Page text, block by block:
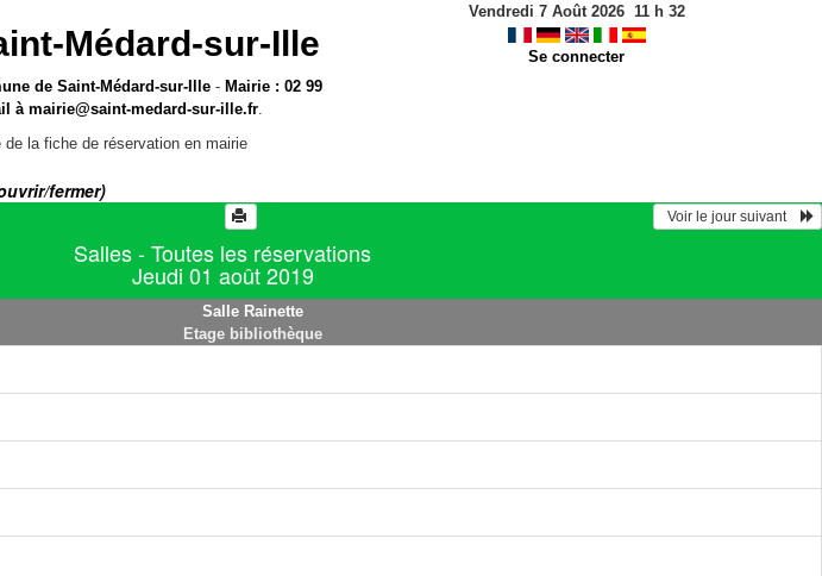
Médard-sur-Ille
de Saint-Médard-sur-Ille - Mairie : 02 99
àmairie@saint-medard-sur-ille.fr.
la fiche de réservation en mairie
Vendredi 7 Août 2026 11h 32
Se connecter
fermer)
  Voir le jour suivant
Salles - Toutes les réservations
Jeudi 01 août 2019
Salle Rainette
Etage bibliothèque